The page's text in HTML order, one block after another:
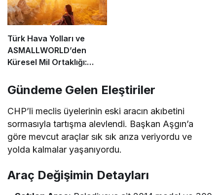
Türk Hava Yolları ve
ASMALLWORLD’den
Küresel Mil Ortaklığı:
Gündeme Gelen Eleştiriler
CHP’li meclis üyelerinin eski aracın akıbetini
sormasıyla tartışma alevlendi. Başkan Aşgın’a
göre mevcut araçlar sık sık arıza veriyordu ve
yolda kalmalar yaşanıyordu.
Araç Değişimin Detayları